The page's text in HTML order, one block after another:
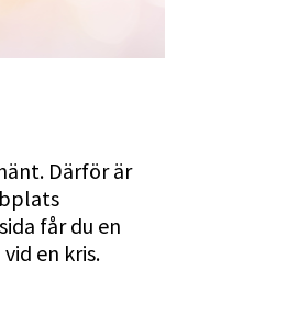
Därför är
får du en
en kris.